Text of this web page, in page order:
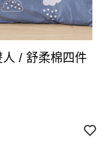
/ 舒柔棉四件